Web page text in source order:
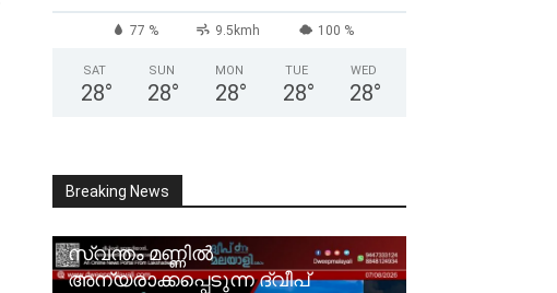
77 % 9.5kmh 100 %
SAT
28°
SUN
28°
MON
28°
TUE
28°
WED
28°
Breaking News
സ്വന്തം മണ്ണിൽ
അന്യരാക്കപ്പെടുന്ന ദ്വീപ്